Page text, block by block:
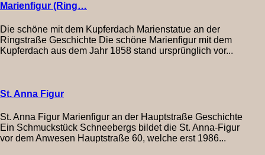
Marienfigur (Ring…
Die schöne mit dem Kupferdach Marienstatue an der
Ringstraße Geschichte Die schöne Marienfigur mit dem
Kupferdach aus dem Jahr 1858 stand ursprünglich vor...
St. Anna Figur
St. Anna Figur Marienfigur an der Hauptstraße Geschichte
Ein Schmuckstück Schneebergs bildet die St. Anna-Figur
vor dem Anwesen Hauptstraße 60, welche erst 1986...